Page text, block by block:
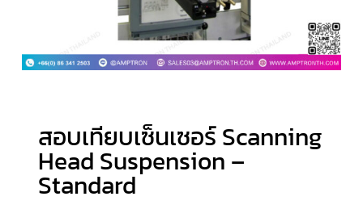
สอบเทียบเซ็นเซอร์ Scanning
Head Suspension –
Standard